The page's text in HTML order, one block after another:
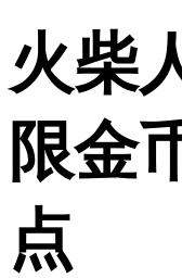
火柴
限金
点